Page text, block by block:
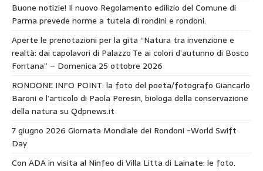
Buone notizie! Il nuovo Regolamento edilizio del Comune di
Parma prevede norme a tutela di rondini e rondoni.
Aperte le prenotazioni per la gita “Natura tra invenzione e
realtà: dai capolavori di Palazzo Te ai colori d’autunno di Bosco
Fontana” – Domenica 25 ottobre 2026
RONDONE INFO POINT: la foto del poeta/fotografo Giancarlo
Baroni e l’articolo di Paola Peresin, biologa della conservazione
della natura su Qdpnews.it
7 giugno 2026 Giornata Mondiale dei Rondoni -World Swift
Day
Con ADA in visita al Ninfeo di Villa Litta di Lainate: le foto.